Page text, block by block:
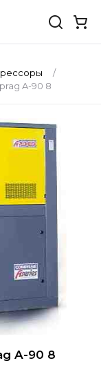
A-90 8
A-90 8